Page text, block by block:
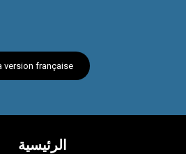
version française
الرئيسية